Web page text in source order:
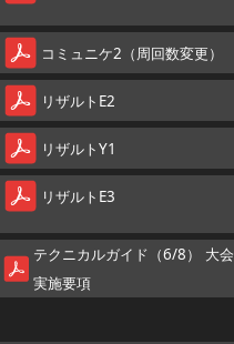
コミュニケ2（周回数変更）
リザルトE2
リザルトY1
リザルトE3
テクニカルガイド（6/8） 大会
実施要項